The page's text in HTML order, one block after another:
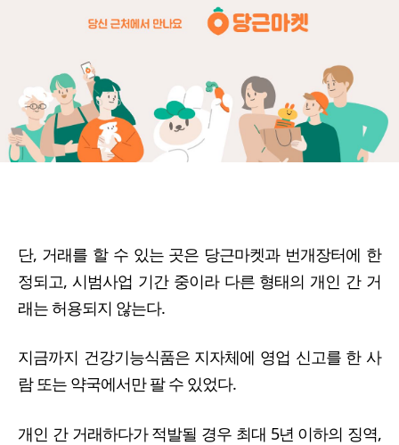
단, 거래를 할 수 있는 곳은 당근마켓과 번개장터에 한
정되고, 시범사업 기간 중이라 다른 형태의 개인 간 거
래는 허용되지 않는다.
지금까지 건강기능식품은 지자체에 영업 신고를 한 사
람 또는 약국에서만 팔 수 있었다.
개인 간 거래하다가 적발될 경우 최대 5년 이하의 징역,